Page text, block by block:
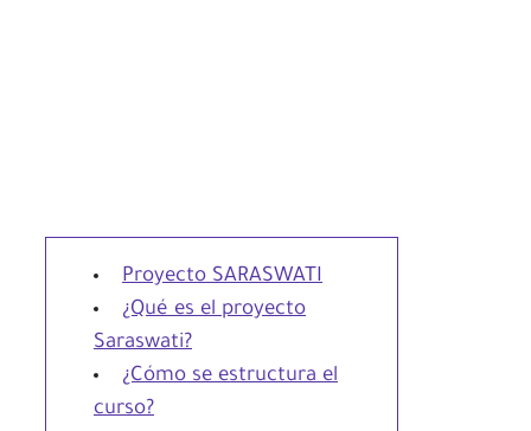
Proyecto SARASWATI
¿Qué es el proyecto
Saraswati?
¿Cómo se estructura el
curso?